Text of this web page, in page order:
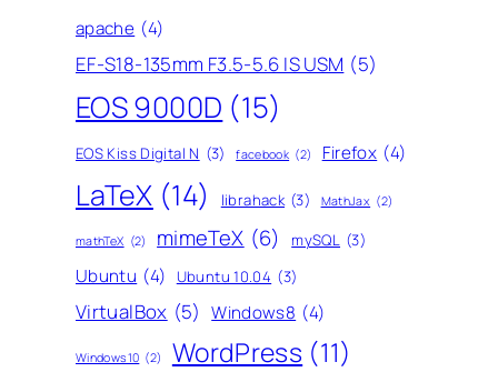
apache (4)
EF-S18-135mm F3.5-5.6 IS USM (5)
EOS 9000D (15)
EOS Kiss Digital N (3) facebook (2) Firefox (4)
LaTeX (14) librahack (3) MathJax (2)
mathTeX (2) mimeTeX (6) mySQL (3)
Ubuntu (4) Ubuntu 10.04 (3)
VirtualBox (5) Windows8 (4)
Windows10 (2) WordPress (11)